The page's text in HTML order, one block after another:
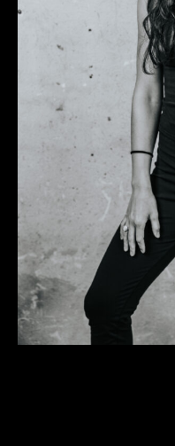
Ausdauer
Cardio
Allgemeines
Mental
Stress
Flexiblen
Beweglicher